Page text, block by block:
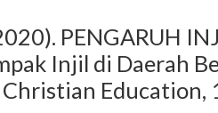
PENGARUH
Injil di Daerah
Education,